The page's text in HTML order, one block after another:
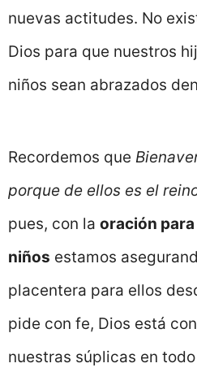
nuevas actitudes. No
Dios para que nuestros
niños sean abrazados
Recordemos que
porque de ellos es el
pues, con la oración
niños estamos
placentera para ellos
pide con fe, Dios está
nuestras súplicas en